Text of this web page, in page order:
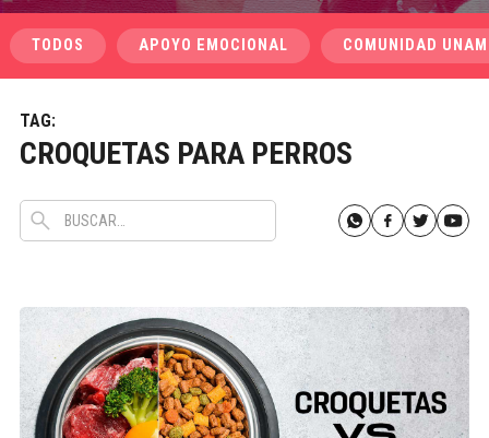
TODOS APOYO EMOCIONAL COMUNIDAD UNAM
TAG:
CROQUETAS PARA PERROS